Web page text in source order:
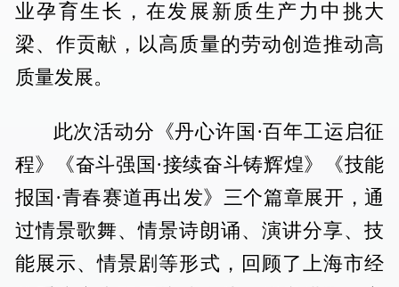
业孕育生长，在发展新质生产力中挑大
梁、作贡献，以高质量的劳动创造推动高
质量发展。
此次活动分《丹心许国·百年工运启征
程》《奋斗强国·接续奋斗铸辉煌》《技能
报国·青春赛道再出发》三个篇章展开，通
过情景歌舞、情景诗朗诵、演讲分享、技
能展示、情景剧等形式，回顾了上海市经